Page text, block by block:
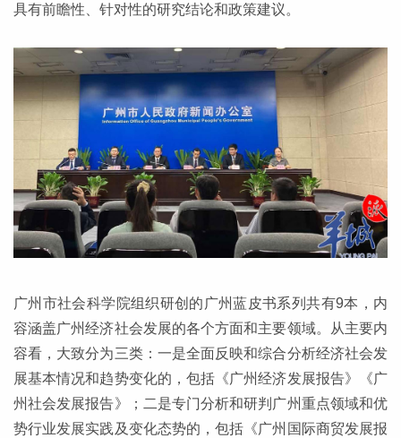
具有前瞻性、针对性的研究结论和政策建议。
广州市社会科学院组织研创的广州蓝皮书系列共有9本，内
容涵盖广州经济社会发展的各个方面和主要领域。从主要内
容看，大致分为三类：一是全面反映和综合分析经济社会发
展基本情况和趋势变化的，包括《广州经济发展报告》《广
州社会发展报告》；二是专门分析和研判广州重点领域和优
势行业发展实践及变化态势的，包括《广州国际商贸发展报